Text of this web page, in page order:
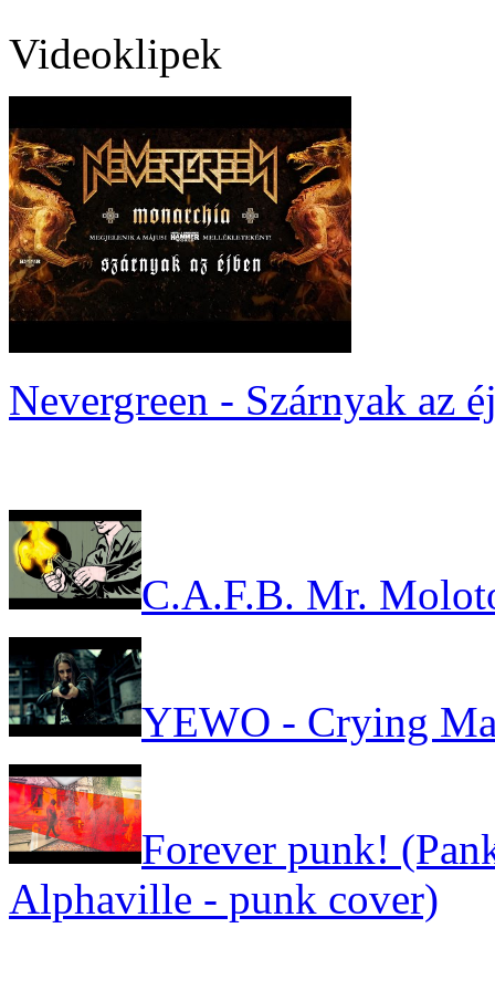
Videoklipek
Nevergreen - Szárnyak az
C.A.F.B. Mr.
YEWO - Crying
Forever punk!
Alphaville - punk cover)